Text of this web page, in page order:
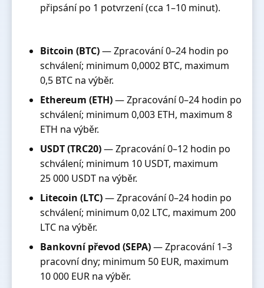
připsání po 1 potvrzení (cca 1–10 minut).
Bitcoin (BTC)— Zpracování 0–24 hodin po
schválení; minimum 0,0002 BTC, maximum
0,5 BTC na výběr.
Ethereum (ETH)— Zpracování 0–24 hodin po
schválení; minimum 0,003 ETH, maximum 8
ETH na výběr.
USDT (TRC20)— Zpracování 0–12 hodin po
schválení; minimum 10 USDT, maximum
25 000 USDT na výběr.
Litecoin (LTC)— Zpracování 0–24 hodin po
schválení; minimum 0,02 LTC, maximum 200
LTC na výběr.
Bankovní převod (SEPA)— Zpracování 1–3
pracovní dny; minimum 50 EUR, maximum
10 000 EUR na výběr.